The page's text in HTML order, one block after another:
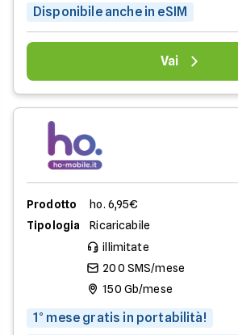
Disponibile anche in eSIM
Vai
Prodotto
ho. 6,95€
Tipologia
Ricaricabile
illimitate
200 SMS/mese
150 Gb/mese
1° mese gratis in portabilità!